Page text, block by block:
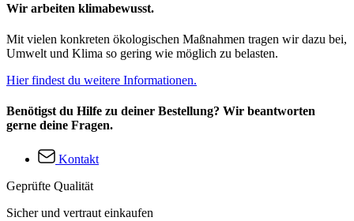
Wir arbeiten klimabewusst.
Mit vielen konkreten ökologischen Maßnahmen tragen wir dazu bei,
Umwelt und Klima so gering wie möglich zu belasten.
Hier findest du weitere Informationen.
Benötigst du Hilfe zu deiner Bestellung? Wir beantworten
gerne deine Fragen.
Kontakt
Geprüfte Qualität
Sicher und vertraut einkaufen